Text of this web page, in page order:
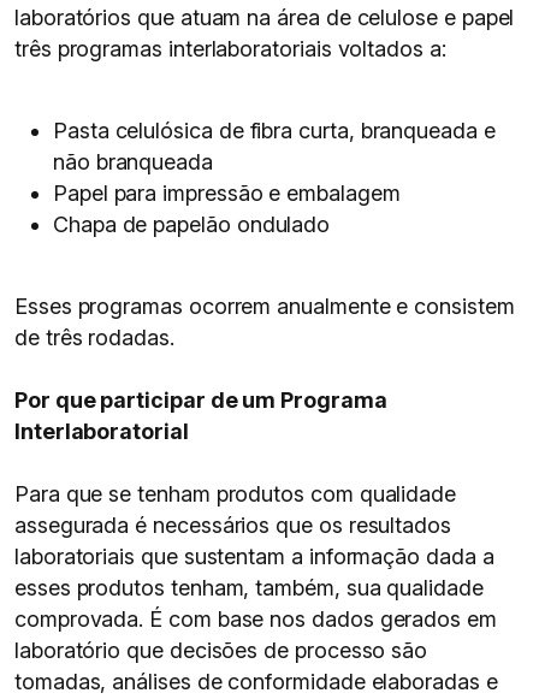
laboratórios que atuam na área de celulose e papel
três programas interlaboratoriais voltados a:
Pasta celulósica de fibra curta, branqueada e
não branqueada
Papel para impressão e embalagem
Chapa de papelão ondulado
Esses programas ocorrem anualmente e consistem
de três rodadas.
Por que participar de um Programa
Interlaboratorial
Para que se tenham produtos com qualidade
assegurada é necessários que os resultados
laboratoriais que sustentam a informação dada a
esses produtos tenham, também, sua qualidade
comprovada. É com base nos dados gerados em
laboratório que decisões de processo são
tomadas, análises de conformidade elaboradas e